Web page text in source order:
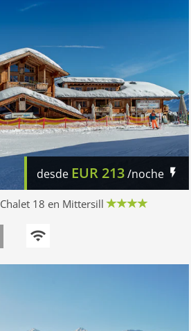
desde EUR 213/noche
18 en Mittersill